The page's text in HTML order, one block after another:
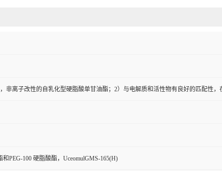
非离子改性的自乳化型硬脂酸单甘油酯；2）与电解质和活性物有良好的匹配性
PEG-100 硬脂酸酯，UceomulGMS-165(H)